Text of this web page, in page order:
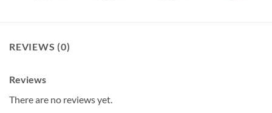
REVIEWS (0)
Reviews
There are no reviews yet.